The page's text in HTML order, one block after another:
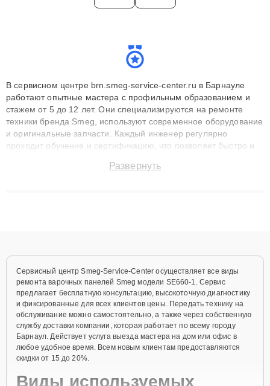
В сервисном центре brn.smeg-service-center.ru в Барнауле
работают опытные мастера с профильным образованием и
стажем от 5 до 12 лет. Они специализируются на ремонте
техники бренда Smeg, используют современное оборудование
и оригинальные запчасти. Каждый инженер регулярно
проходит обучение и сертификацию, что позволяет быстро и
сохранением гарантии до 3 лет. Наши мастера решают
Развернуть
Сервисный центр Smeg-Service-Center осуществляет все виды
ремонта варочных панелей Smeg модели SE660-1. Сервис
предлагает бесплатную консультацию, высокоточную диагностику
и фиксированные для всех клиентов цены. Передать технику на
обслуживание можно самостоятельно, а также через собственную
службу доставки компании, которая работает по всему городу
Барнаул. Действует услуга выезда мастера на дом или офис в
любое удобное время. Всем новым клиентам предоставляются
скидки от 15 до 20%.
Виды используемых